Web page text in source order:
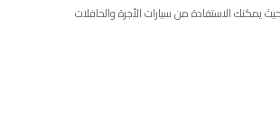
يمكنك الاستفادة من سيارات الأجرة والحافلات